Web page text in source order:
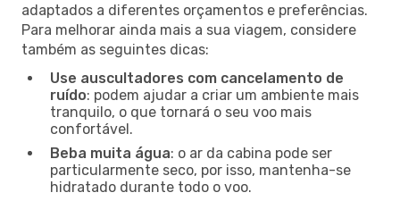
adaptados a diferentes orçamentos e preferências.
Para melhorar ainda mais a sua viagem, considere
também as seguintes dicas:
Use auscultadores com cancelamento de
ruído: podem ajudar a criar um ambiente mais
tranquilo, o que tornará o seu voo mais
confortável.
Beba muita água: o ar da cabina pode ser
particularmente seco, por isso, mantenha-se
hidratado durante todo o voo.